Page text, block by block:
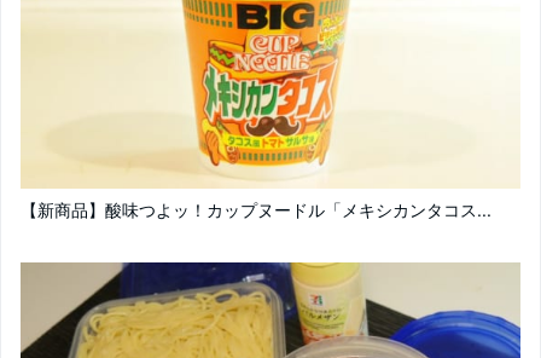
【新商品】酸味つよッ！カップヌードル「メキシカンタコス...